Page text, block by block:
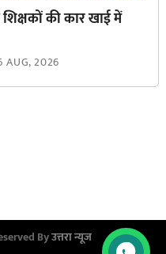
की कार खाई में
AUG, 2026
Byउत्तरा न्यूज